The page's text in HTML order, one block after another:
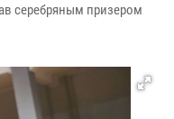
серебряным призером